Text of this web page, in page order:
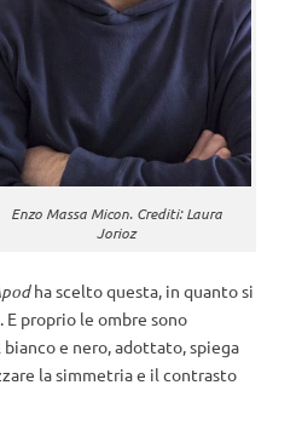
Enzo Massa Micon. Crediti: Laura
Jorioz
ha scelto questa, in quanto si
proprio le ombre sono
e nero, adottato, spiega
la simmetria e il contrasto